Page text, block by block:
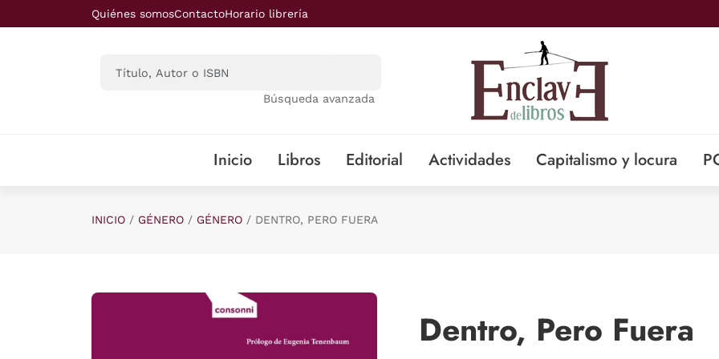
Saltar al contenido principal
Quiénes somosContactoHorario librería
Búsqueda avanzada
Inicio Libros Editorial Actividades Capitalismo y locura
INICIO GÉNERO GÉNERO DENTRO, PERO FUERA
Dentro, Pero Fuera